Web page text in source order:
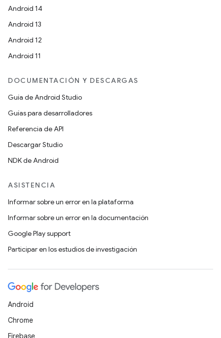
Android 14
Android 13
Android 12
Android 11
DOCUMENTACIÓN Y DESCARGAS
Guía de Android Studio
Guías para desarrolladores
Referencia de API
Descargar Studio
NDK de Android
ASISTENCIA
Informar sobre un error en la plataforma
Informar sobre un error en la documentación
Google Play support
Participar en los estudios de investigación
Android
Chrome
Firebase